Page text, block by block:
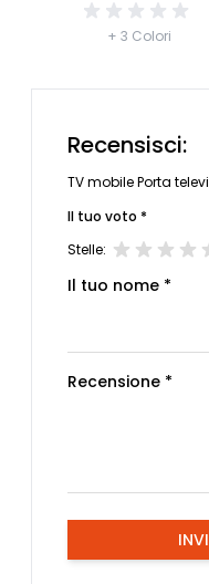
+ 3 Colori
Recensisci:
TV mobile Porta
Il tuo voto *
Stelle:
Il tuo nome *
Recensione *